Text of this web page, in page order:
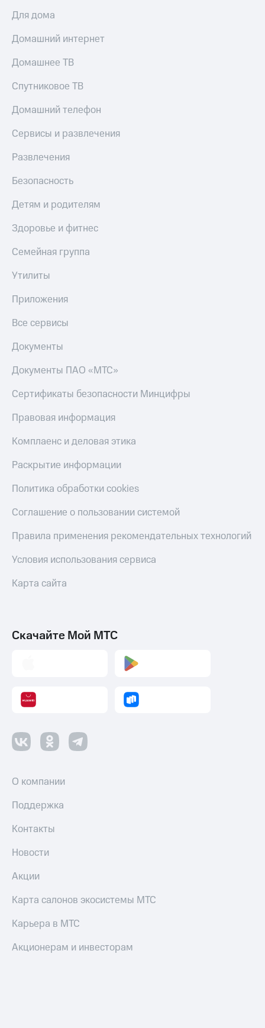
Для дома
Домашний интернет
Домашнее ТВ
Спутниковое ТВ
Домашний телефон
Сервисы и развлечения
Развлечения
Безопасность
Детям и родителям
Здоровье и фитнес
Семейная группа
Утилиты
Приложения
Все сервисы
Документы
Документы ПАО «МТС»
Сертификаты безопасности Минцифры
Правовая информация
Комплаенс и деловая этика
Раскрытие информации
Политика обработки cookies
Соглашение о пользовании системой
Правила применения рекомендательных технологий
Условия использования сервиса
Карта сайта
Скачайте Мой МТС
О компании
Поддержка
Контакты
Новости
Акции
Карта салонов экосистемы МТС
Карьера в МТС
Акционерам и инвесторам